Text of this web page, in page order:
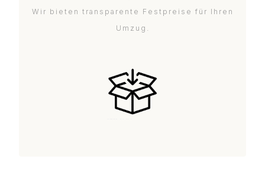
Wir bieten transparente Festpreise für Ihren
Umzug.